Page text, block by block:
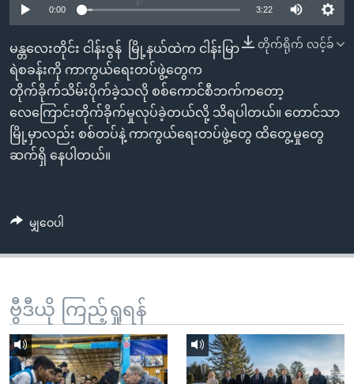
ပင်မ
အ
ညွန်း
စာမျက်နှာ
သို့
ကျော်
ကြည့်
ရန်
သို့
ရန်
ရုပ်ရှင်ထဲက အင်္ဂလိပ်စာ
သုတပဒေသာ အင်္ဂလိပ်စာ
တီဗွီ
ရေဒီယို/တီဗွီအစီအစဉ်
Learning English
ဗွီအိုအေ လူမှုကွန်ယက်များ
0:00 3:22
တိုက်ရိုက် လင့်ခ်
မန္တလေးတိုင်း ငါန်းဇွန် မြို့နယ်ထဲက ငါန်းမြာ
ရဲစခန်းကို ကာကွယ်ရေးတပ်ဖွဲ့တွေက
တိုက်ခိုက်သိမ်းပိုက်ခဲ့သလို စစ်ကောင်စီဘက်ကတော့
လေကြောင်းတိုက်ခိုက်မှုလုပ်ခဲ့တယ်လို့ သိရပါတယ်။ တောင်သာ
မြို့မှာလည်း စစ်တပ်နဲ့ ကာကွယ်ရေးတပ်ဖွဲ့တွေ ထိတွေ့မှုတွေ
ဆက်ရှိ နေပါတယ်။
မျှဝေပါ
ဗွီဒီယို ကြည့်ရှုရန်